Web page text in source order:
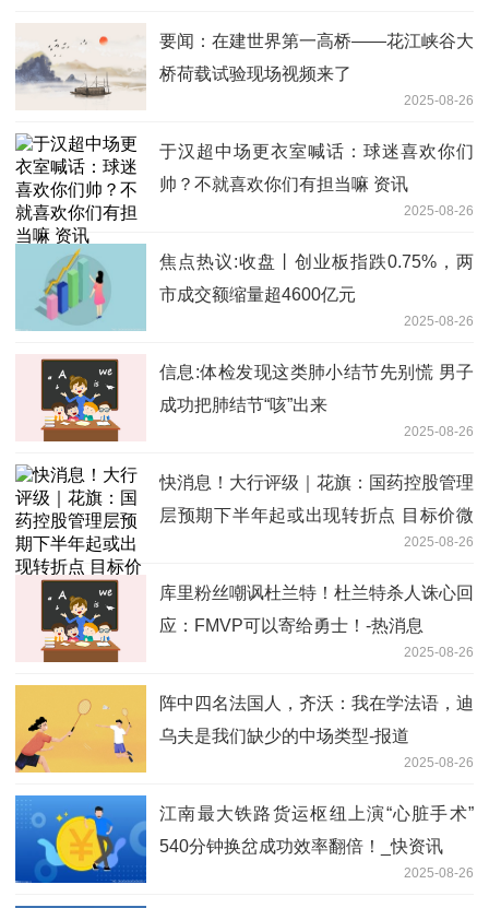
要闻：在建世界第一高桥——花江峡谷大
桥荷载试验现场视频来了
2025-08-26
于汉超中场更衣室喊话：球迷喜欢你们
帅？不就喜欢你们有担当嘛 资讯
2025-08-26
焦点热议:收盘丨创业板指跌0.75%，两
市成交额缩量超4600亿元
2025-08-26
信息:体检发现这类肺小结节先别慌 男子
成功把肺结节“咳”出来
2025-08-26
快消息！大行评级｜花旗：国药控股管理
层预期下半年起或出现转折点 目标价微
2025-08-26
库里粉丝嘲讽杜兰特！杜兰特杀人诛心回
应：FMVP可以寄给勇士！-热消息
2025-08-26
阵中四名法国人，齐沃：我在学法语，迪
乌夫是我们缺少的中场类型-报道
2025-08-26
江南最大铁路货运枢纽上演“心脏手术”
540分钟换岔成功效率翻倍！_快资讯
2025-08-26